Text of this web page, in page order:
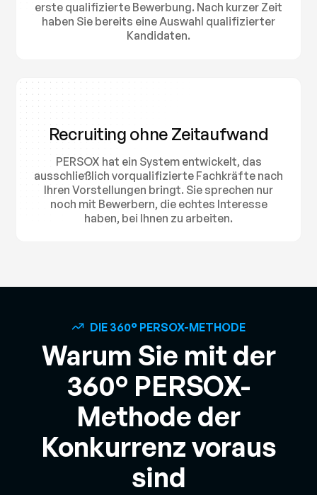
erste qualifizierte Bewerbung. Nach kurzer Zeit
haben Sie bereits eine Auswahl qualifizierter
Kandidaten.
Recruiting ohne Zeitaufwand
PERSOX hat ein System entwickelt, das
ausschließlich vorqualifizierte Fachkräfte nach
Ihren Vorstellungen bringt. Sie sprechen nur
noch mit Bewerbern, die echtes Interesse
haben, bei Ihnen zu arbeiten.
DIE 360° PERSOX-METHODE
Warum Sie mit der
360° PERSOX-
Methode der
Konkurrenz voraus
sind